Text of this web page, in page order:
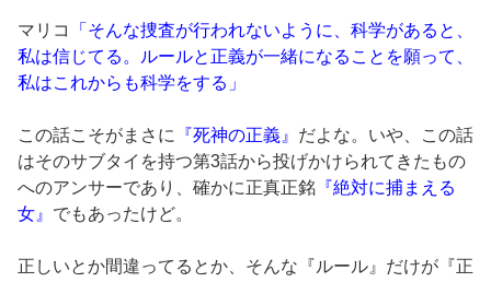
マリコ
「そんな捜査が行われないように、科学があると、
私は信じてる。ルールと正義が一緒になることを願って、
私はこれからも科学をする」
この話こそがまさに 『死神の正義』 だよな。いや、この話
はそのサブタイを持つ第3話から投げかけられてきたもの
へのアンサーであり、確かに正真正銘 『絶対に捕まえる
女』 でもあったけど。
正しいとか間違ってるとか、そんな『ルール』だけが『正